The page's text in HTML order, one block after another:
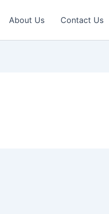
About Us Contact Us